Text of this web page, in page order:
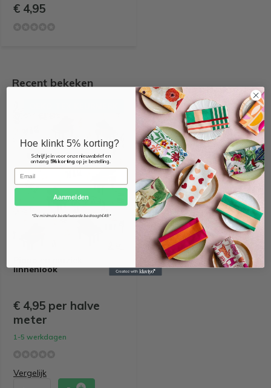
€ 4,95
Recent bekeken
linnenlook
€ 4,95 per halve
meter
1-5 werkdagen
Vergelijk
Hoe klinkt 5% korting?
Schrijf je in voor onze nieuwsbrief en
ontvang 5% kortingop je bestelling.
Email
Aanmelden
*De minimale bestelwaarde bedraagt €49.*